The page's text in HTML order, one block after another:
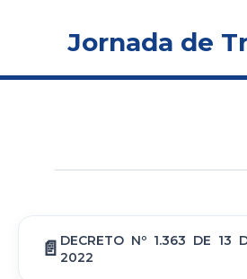
Jornada de
DECRETO Nº 1.363 DE 13
2022